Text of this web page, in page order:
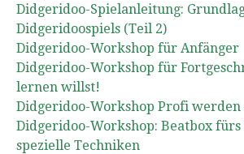
Didgeridoo-Spielanleitung:
Didgeridoospiels (Teil 2)
Didgeridoo-Workshop für Anfänger
Didgeridoo-Workshop für
lernen willst!
Didgeridoo-Workshop Profi werden
Didgeridoo-Workshop: Beatbox
spezielle Techniken